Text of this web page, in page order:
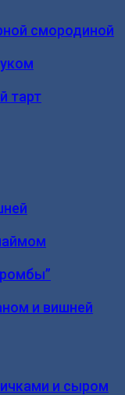
смородиной
тарт
и вишней
и сыром